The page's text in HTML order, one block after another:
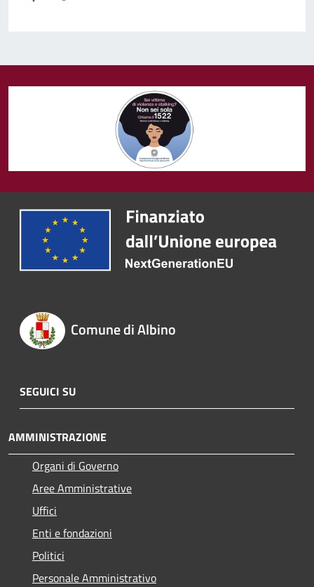
Comune di Albino
SEGUICI SU
AMMINISTRAZIONE
Organi di Governo
Aree Amministrative
Uffici
Enti e fondazioni
Politici
Personale Amministrativo